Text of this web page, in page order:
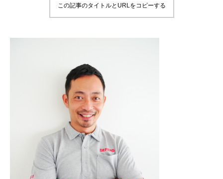
この記事のタイトルとURLをコピーする